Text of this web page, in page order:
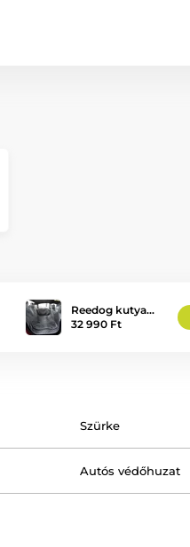
Reedog kutya…
32 990 Ft
Szürke
Autós védőhuzat